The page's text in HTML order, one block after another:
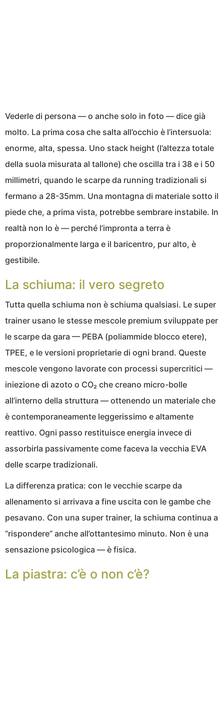
Vederle di persona — o anche solo in foto — dice già
molto. La prima cosa che salta all’occhio è l’intersuola:
enorme, alta, spessa. Uno stack height (l’altezza totale
della suola misurata al tallone) che oscilla tra i 38 e i 50
millimetri, quando le scarpe da running tradizionali si
fermano a 28-35mm. Una montagna di materiale sotto il
piede che, a prima vista, potrebbe sembrare instabile. In
realtà non lo è — perché l’impronta a terra è
proporzionalmente larga e il baricentro, pur alto, è
gestibile.
La schiuma: il vero segreto
Tutta quella schiuma non è schiuma qualsiasi. Le super
trainer usano le stesse mescole premium sviluppate per
le scarpe da gara — PEBA (poliammide blocco etere),
TPEE, e le versioni proprietarie di ogni brand. Queste
mescole vengono lavorate con processi supercritici —
iniezione di azoto o CO₂ che creano micro-bolle
all’interno della struttura — ottenendo un materiale che
è contemporaneamente leggerissimo e altamente
reattivo. Ogni passo restituisce energia invece di
assorbirla passivamente come faceva la vecchia EVA
delle scarpe tradizionali.
La differenza pratica: con le vecchie scarpe da
allenamento si arrivava a fine uscita con le gambe che
pesavano. Con una super trainer, la schiuma continua a
“rispondere” anche all’ottantesimo minuto. Non è una
sensazione psicologica — è fisica.
La piastra: c’è o non c’è?